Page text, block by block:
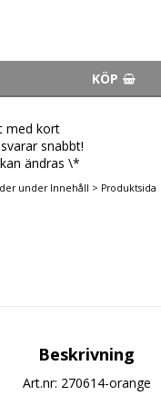
KÖP
med kort
snabbt!
ändras \*
under Innehåll > Produktsida
Beskrivning
Art.nr: 270614-orange